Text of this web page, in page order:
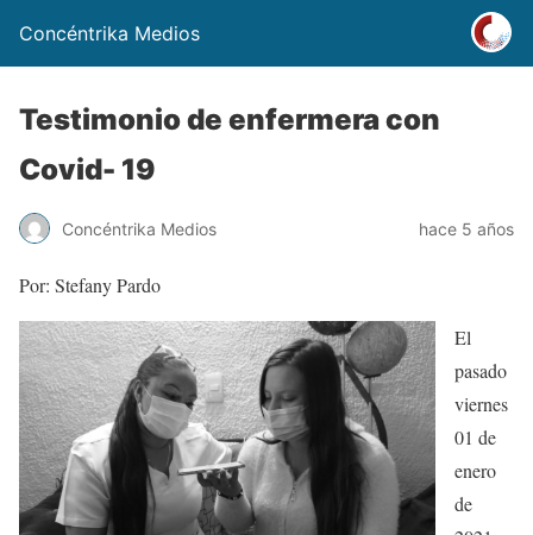
Concéntrika Medios
Testimonio de enfermera con
Covid- 19
Concéntrika Medios hace 5 años
Por: Stefany Pardo
El
pasado
viernes
01 de
enero
de